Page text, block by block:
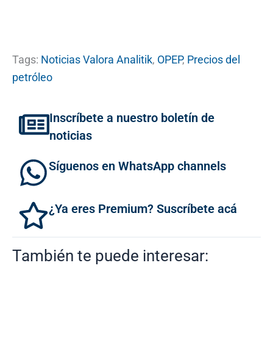
Tags: Noticias Valora Analitik, OPEP, Precios del
petróleo
Inscríbete a nuestro boletín de
noticias
Síguenos en WhatsApp channels
¿Ya eres Premium? Suscríbete acá
También te puede interesar: